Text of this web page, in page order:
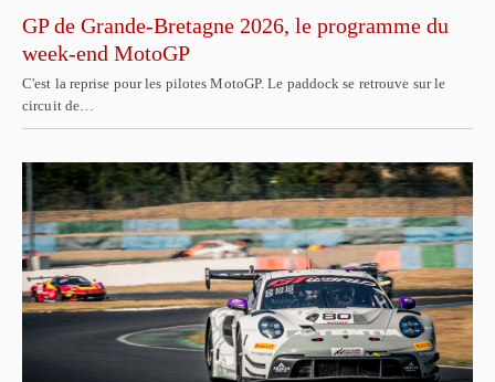
GP de Grande-Bretagne 2026, le programme du
week-end MotoGP
C'est la reprise pour les pilotes MotoGP. Le paddock se retrouve sur le
circuit de…